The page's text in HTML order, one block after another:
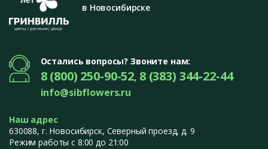
в Новосибирске
Остались вопросы? Звоните нам:
8 (800) 250-90-52, 8 (383) 344-22-44
info@sibflowers.ru
Наш адрес
630088, г. Новосибирск, Северный проезд, д. 9
Режим работы с 8:00 до 21:00